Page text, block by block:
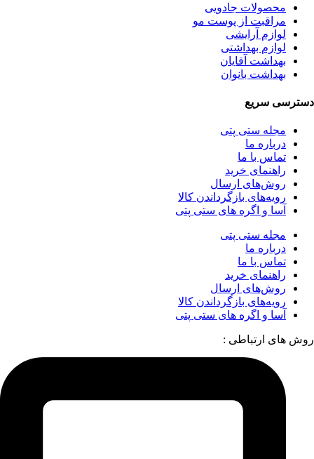
محصولات جادویی
مراقبت از پوست مو
لوازم آرایشی
لوازم بهداشتی
بهداشت آقایان
بهداشت بانوان
دسترسی سریع
مجله ستی پتی
درباره ما
تماس با ما
راهنمای خرید
روش‌های ارسال
رویه‌های بازگرداندن کالا
آسا و اگره های ستی پتی
مجله ستی پتی
درباره ما
تماس با ما
راهنمای خرید
روش‌های ارسال
رویه‌های بازگرداندن کالا
آسا و اگره های ستی پتی
روش های ارتباطی :